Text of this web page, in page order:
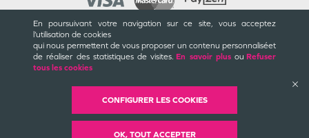
En poursuivant votre navigation sur ce site, vous acceptez
l’utilisation de cookies
qui nous permettent de vous proposer un contenu personnaliséet
de réaliser des statistiques de visites. En savoir plusou Refuser
tous les cookies
CONFIGURER LES COOKIES
OK, TOUT ACCEPTER
CGU / CGV
Rappels de produits
Création2018-2026